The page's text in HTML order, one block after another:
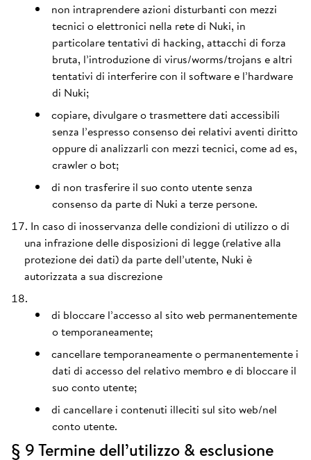
non intraprendere azioni disturbanti con mezzi
tecnici o elettronici nella rete di Nuki, in
particolare tentativi di hacking, attacchi di forza
bruta, l’introduzione di virus/worms/trojans e altri
tentativi di interferire con il software e l’hardware
di Nuki;
copiare, divulgare o trasmettere dati accessibili
senza l’espresso consenso dei relativi aventi diritto
oppure di analizzarli con mezzi tecnici, come ad es,
crawler o bot;
di non trasferire il suo conto utente senza
consenso da parte di Nuki a terze persone.
In caso di inosservanza delle condizioni di utilizzo o di
una infrazione delle disposizioni di legge (relative alla
protezione dei dati) da parte dell’utente, Nuki è
autorizzata a sua discrezione
di bloccare l’accesso al sito web permanentemente
o temporaneamente;
cancellare temporaneamente o permanentemente i
dati di accesso del relativo membro e di bloccare il
suo conto utente;
di cancellare i contenuti illeciti sul sito web/nel
conto utente.
§ 9 Termine dell’utilizzo & esclusione